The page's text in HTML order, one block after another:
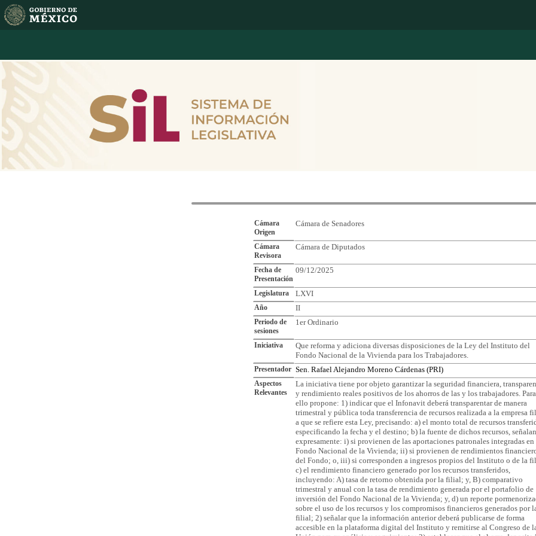
Cámara
Origen
Cámara de Senadores
Cámara
Revisora
Cámara de Diputados
Fecha de
Presentación
09/12/2025
Legislatura LXVI
Año II
Periodo de
sesiones
1er Ordinario
Iniciativa
Que reforma y adiciona diversas disposiciones de la Ley del Instituto del
Fondo Nacional de la Vivienda para los Trabajadores.
Presentador Sen. Rafael Alejandro Moreno Cárdenas (PRI)
Aspectos
Relevantes
La iniciativa tiene por objeto garantizar la seguridad financiera,
y rendimiento reales positivos de los ahorros de las y los trabajadores. Para
ello propone: 1) indicar que el Infonavit deberá transparentar de manera
trimestral y pública toda transferencia de recursos realizada a la empresa
a que se refiere esta Ley, precisando: a) el monto total de recursos
especificando la fecha y el destino; b) la fuente de dichos recursos,
expresamente: i) si provienen de las aportaciones patronales integradas en
Fondo Nacional de la Vivienda; ii) si provienen de rendimientos
del Fondo; o, iii) si corresponden a ingresos propios del Instituto o de la
c) el rendimiento financiero generado por los recursos transferidos,
incluyendo: A) tasa de retorno obtenida por la filial; y, B) comparativo
trimestral y anual con la tasa de rendimiento generada por el portafolio de
inversión del Fondo Nacional de la Vivienda; y, d) un reporte
sobre el uso de los recursos y los compromisos financieros generados por
filial; 2) señalar que la información anterior deberá publicarse de forma
accesible en la plataforma digital del Instituto y remitirse al Congreso de